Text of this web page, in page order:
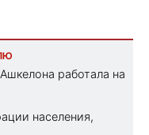
работала на
населения,